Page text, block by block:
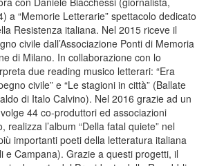
a “Memorie Letterarie” spettacolo dedicato
Resistenza italiana. Nel 2015 riceve il
civile dall’Associazione Ponti di Memoria
di Milano. In collaborazione con lo
due reading musico letterari: “Era
civile” e “Le stagioni in città” (Ballate
di Italo Calvino). Nel 2016 grazie ad un
44 co-produttori ed associazioni
l’album “Della fatal quiete” nel
importanti poeti della letteratura italiana
e Campana). Grazie a questi progetti, il